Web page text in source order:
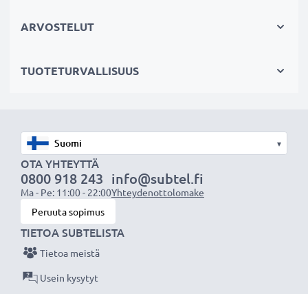
ARVOSTELUT
TUOTETURVALLISUUS
▾
OTA YHTEYTTÄ
0800 918 243
Ma - Pe: 11:00 - 22:00
info@subtel.fi
Yhteydenottolomake
Peruuta sopimus
TIETOA SUBTELISTA
Tietoa meistä
Usein kysytyt